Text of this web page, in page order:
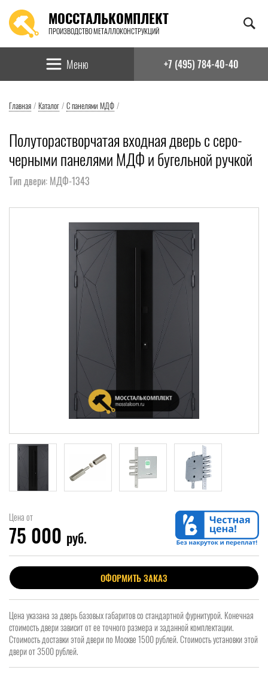
МОССТАЛЬКОМПЛЕКТ
ПРОИЗВОДСТВО МЕТАЛЛОКОНСТРУКЦИЙ
Найти:
Меню +7 (495) 784-40-40
Главная / Каталог / С панелями МДФ /
Полуторастворчатая входная дверь с серо-
черными панелями МДФ и бугельной ручкой
Тип двери: МДФ-1343
Цена от
75 000 руб.
ОФОРМИТЬ ЗАКАЗ
Цена указана за дверь базовых габаритов со стандартной фурнитурой. Конечная
стоимость двери зависит от ее точного размера и заданной комплектации.
Стоимость доставки этой двери по Москве 1500 рублей. Стоимость установки этой
двери от 3500 рублей.